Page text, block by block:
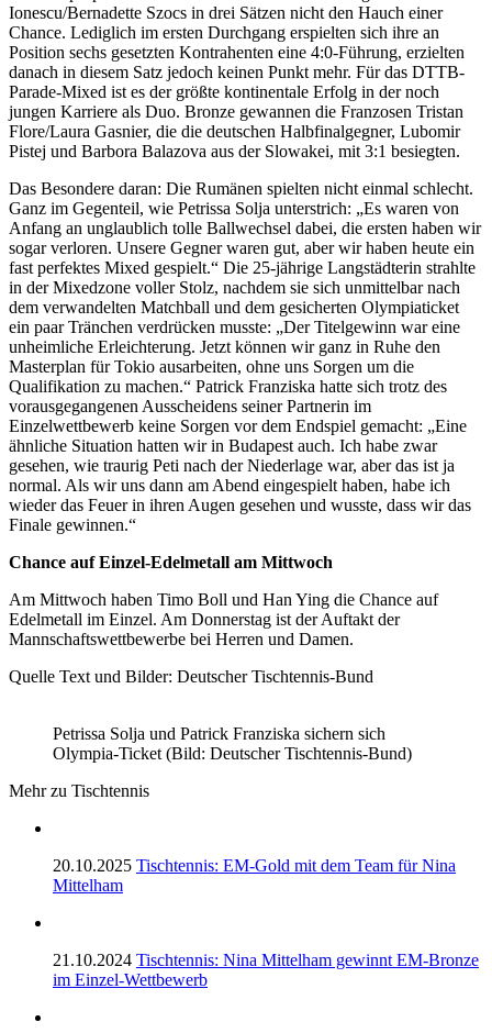
Ionescu/Bernadette Szocs in drei Sätzen nicht den Hauch einer
Chance. Lediglich im ersten Durchgang erspielten sich ihre an
Position sechs gesetzten Kontrahenten eine 4:0-Führung, erzielten
danach in diesem Satz jedoch keinen Punkt mehr. Für das DTTB-
Parade-Mixed ist es der größte kontinentale Erfolg in der noch
jungen Karriere als Duo. Bronze gewannen die Franzosen Tristan
Flore/Laura Gasnier, die die deutschen Halbfinalgegner, Lubomir
Pistej und Barbora Balazova aus der Slowakei, mit 3:1 besiegten.
Das Besondere daran: Die Rumänen spielten nicht einmal schlecht.
Ganz im Gegenteil, wie Petrissa Solja unterstrich: „Es waren von
Anfang an unglaublich tolle Ballwechsel dabei, die ersten haben wir
sogar verloren. Unsere Gegner waren gut, aber wir haben heute ein
fast perfektes Mixed gespielt.“ Die 25-jährige Langstädterin strahlte
in der Mixedzone voller Stolz, nachdem sie sich unmittelbar nach
dem verwandelten Matchball und dem gesicherten Olympiaticket
ein paar Tränchen verdrücken musste: „Der Titelgewinn war eine
unheimliche Erleichterung. Jetzt können wir ganz in Ruhe den
Masterplan für Tokio ausarbeiten, ohne uns Sorgen um die
Qualifikation zu machen.“ Patrick Franziska hatte sich trotz des
vorausgegangenen Ausscheidens seiner Partnerin im
Einzelwettbewerb keine Sorgen vor dem Endspiel gemacht: „Eine
ähnliche Situation hatten wir in Budapest auch. Ich habe zwar
gesehen, wie traurig Peti nach der Niederlage war, aber das ist ja
normal. Als wir uns dann am Abend eingespielt haben, habe ich
wieder das Feuer in ihren Augen gesehen und wusste, dass wir das
Finale gewinnen.“
Chance auf Einzel-Edelmetall am Mittwoch
Am Mittwoch haben Timo Boll und Han Ying die Chance auf
Edelmetall im Einzel. Am Donnerstag ist der Auftakt der
Mannschaftswettbewerbe bei Herren und Damen.
Quelle Text und Bilder: Deutscher Tischtennis-Bund
Petrissa Solja und Patrick Franziska sichern sich
Olympia-Ticket (Bild: Deutscher Tischtennis-Bund)
Mehr zu Tischtennis
20.10.2025 Tischtennis: EM-Gold mit dem Team für Nina
Mittelham
21.10.2024 Tischtennis: Nina Mittelham gewinnt EM-Bronze
im Einzel-Wettbewerb